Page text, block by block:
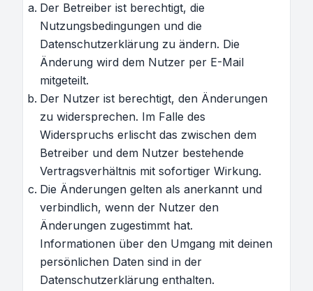
Der Betreiber ist berechtigt, die
Nutzungsbedingungen und die
Datenschutzerklärung zu ändern. Die
Änderung wird dem Nutzer per E-Mail
mitgeteilt.
Der Nutzer ist berechtigt, den Änderungen
zu widersprechen. Im Falle des
Widerspruchs erlischt das zwischen dem
Betreiber und dem Nutzer bestehende
Vertragsverhältnis mit sofortiger Wirkung.
Die Änderungen gelten als anerkannt und
verbindlich, wenn der Nutzer den
Änderungen zugestimmt hat.
Informationen über den Umgang mit deinen
persönlichen Daten sind in der
Datenschutzerklärung enthalten.